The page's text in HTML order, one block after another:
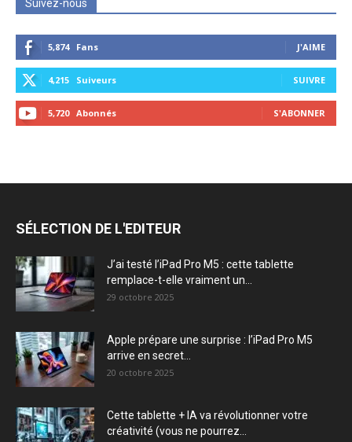
Suivez-nous
5,874 Fans J'AIME
4,215 Suiveurs SUIVRE
5,720 Abonnés S'ABONNER
SÉLECTION DE L'EDITEUR
J’ai testé l’iPad Pro M5 : cette tablette
remplace-t-elle vraiment un...
29 octobre 2025
Apple prépare une surprise : l’iPad Pro M5
arrive en secret...
20 octobre 2025
Cette tablette + IA va révolutionner votre
créativité (vous ne pourrez...